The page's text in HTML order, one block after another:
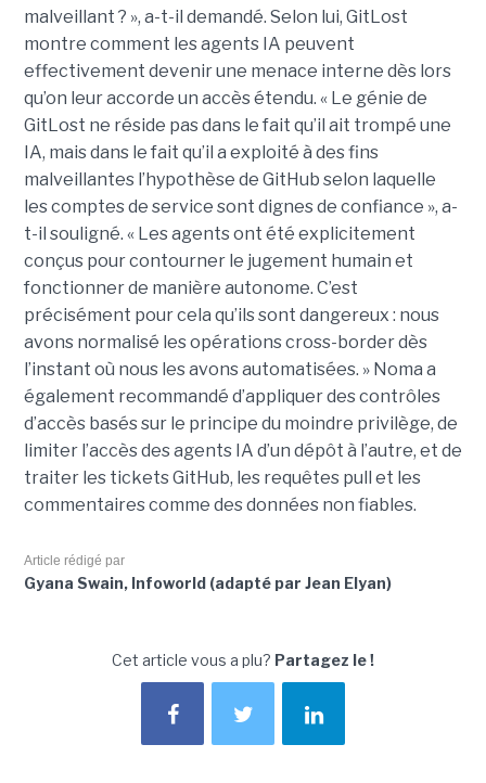
malveillant ? », a-t-il demandé. Selon lui, GitLost
montre comment les agents IA peuvent
effectivement devenir une menace interne dès lors
qu’on leur accorde un accès étendu. « Le génie de
GitLost ne réside pas dans le fait qu’il ait trompé une
IA, mais dans le fait qu’il a exploité à des fins
malveillantes l’hypothèse de GitHub selon laquelle
les comptes de service sont dignes de confiance », a-
t-il souligné. « Les agents ont été explicitement
conçus pour contourner le jugement humain et
fonctionner de manière autonome. C’est
précisément pour cela qu’ils sont dangereux : nous
avons normalisé les opérations cross-border dès
l’instant où nous les avons automatisées. » Noma a
également recommandé d’appliquer des contrôles
d’accès basés sur le principe du moindre privilège, de
limiter l’accès des agents IA d’un dépôt à l’autre, et de
traiter les tickets GitHub, les requêtes pull et les
commentaires comme des données non fiables.
Article rédigé par
Gyana Swain, Infoworld (adapté par Jean Elyan)
Cet article vous a plu? Partagez le !